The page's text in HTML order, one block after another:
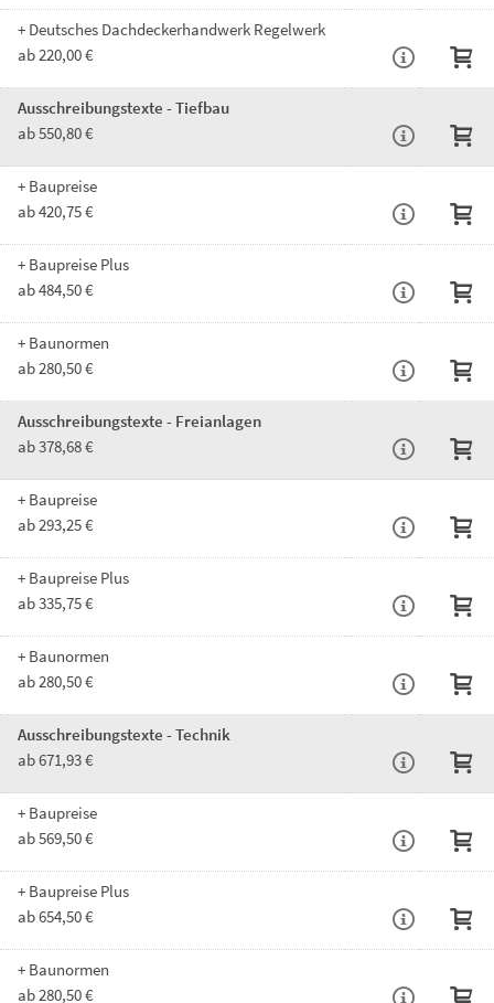
+ Deutsches Dachdeckerhandwerk Regelwerk
ab 220,00 €
Ausschreibungstexte - Tiefbau
ab 550,80 €
+ Baupreise
ab 420,75 €
+ Baupreise Plus
ab 484,50 €
+ Baunormen
ab 280,50 €
Ausschreibungstexte - Freianlagen
ab 378,68 €
+ Baupreise
ab 293,25 €
+ Baupreise Plus
ab 335,75 €
+ Baunormen
ab 280,50 €
Ausschreibungstexte - Technik
ab 671,93 €
+ Baupreise
ab 569,50 €
+ Baupreise Plus
ab 654,50 €
+ Baunormen
ab 280,50 €